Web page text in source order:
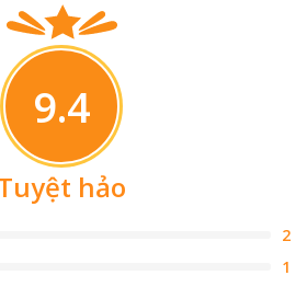
9.4
hảo
2
1